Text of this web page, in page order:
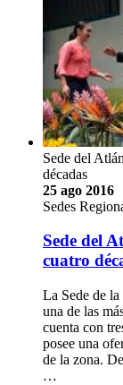
Sede del
décadas
25 ago 2016
Sedes
Sede del
cuatro
La Sede de
una de las
cuenta con
posee una
de la zona.
…